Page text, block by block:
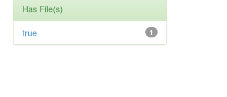
Has File(s)
1
true